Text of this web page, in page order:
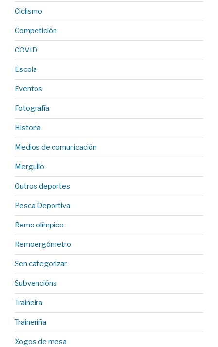
Ciclismo
Competición
COVID
Escola
Eventos
Fotografía
Historia
Medios de comunicación
Mergullo
Outros deportes
Pesca Deportiva
Remo olímpico
Remoergómetro
Sen categorizar
Subvencións
Traiñeira
Traineriña
Xogos de mesa